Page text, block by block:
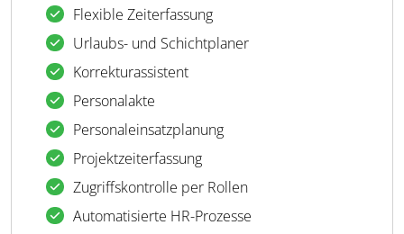
Flexible Zeiterfassung
Urlaubs- und Schichtplaner
Korrekturassistent
Personalakte
Personaleinsatzplanung
Projektzeiterfassung
Zugriffskontrolle per Rollen
Automatisierte HR-Prozesse